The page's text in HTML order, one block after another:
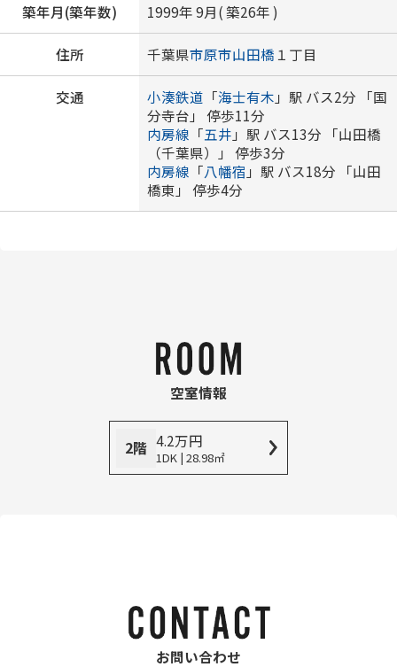
築年月(築年数) 1999年 9月( 築26年 )
住所 千葉県市原市山田橋 １丁目
交通 小湊鉄道 「海士有木 」駅 バス2分 「国
分寺台」 停歩11分
内房線 「五井 」駅 バス13分 「山田橋
（千葉県）」 停歩3分
内房線 「八幡宿 」駅 バス18分 「山田
橋東」 停歩4分
空室情報
2階 4.2万円
1DK | 28.98㎡
お問い合わせ